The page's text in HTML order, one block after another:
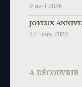
9 avril 2026
JOYEUX
17 mars 2026
A DÉCOUVRIR